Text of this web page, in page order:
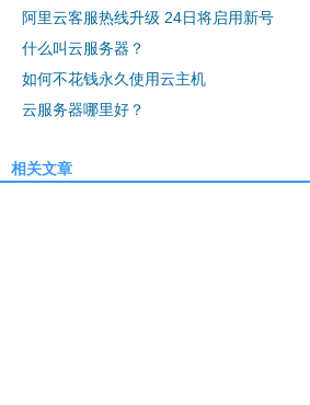
阿里云客服热线升级 24日将启用新号
什么叫云服务器？
如何不花钱永久使用云主机
云服务器哪里好？
相关文章